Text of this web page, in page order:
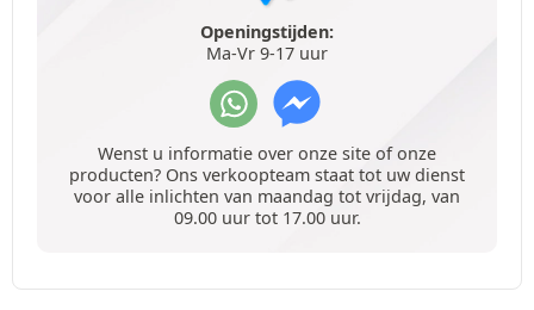
Openingstijden:
Ma-Vr 9-17 uur
Wenst u informatie over onze site of onze
producten? Ons verkoopteam staat tot uw dienst
voor alle inlichten van maandag tot vrijdag, van
09.00 uur tot 17.00 uur.